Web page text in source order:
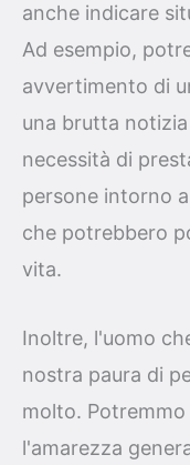
anche indicare
Ad esempio,
avvertimento di
una brutta
necessità di
persone intorno
che potrebbero
vita.
Inoltre, l'uomo
nostra paura di
molto.
l'amarezza